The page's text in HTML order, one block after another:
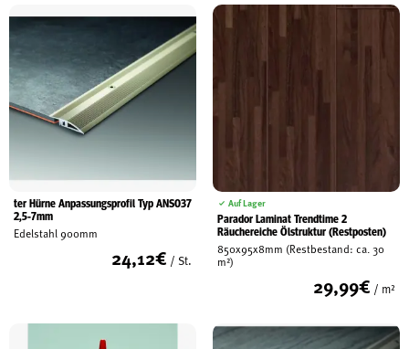
ter Hürne Anpassungsprofil Typ ANS037
2,5-7mm
Edelstahl 900mm
24,12€ / St.
Auf Lager
Parador Laminat Trendtime 2
Räuchereiche Ölstruktur (Restposten)
850x95x8mm (Restbestand: ca. 30
m²)
29,99€ / m²